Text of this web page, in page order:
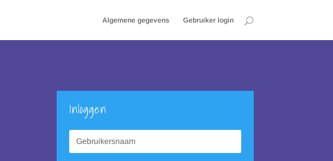
Algemene gegevens Gebruiker login
Inloggen